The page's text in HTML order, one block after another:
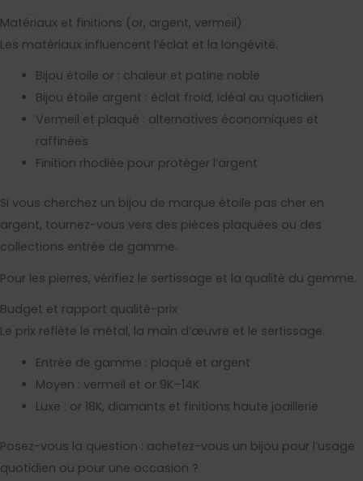
Matériaux et finitions (or, argent, vermeil)
Les matériaux influencent l’éclat et la longévité.
Bijou étoile or : chaleur et patine noble
Bijou étoile argent : éclat froid, idéal au quotidien
Vermeil et plaqué : alternatives économiques et
raffinées
Finition rhodiée pour protéger l’argent
Si vous cherchez un bijou de marque étoile pas cher en
argent, tournez-vous vers des pièces plaquées ou des
collections entrée de gamme.
Pour les pierres, vérifiez le sertissage et la qualité du gemme.
Budget et rapport qualité-prix
Le prix reflète le métal, la main d’œuvre et le sertissage.
Entrée de gamme : plaqué et argent
Moyen : vermeil et or 9K–14K
Luxe : or 18K, diamants et finitions haute joaillerie
Posez-vous la question : achetez-vous un bijou pour l’usage
quotidien ou pour une occasion ?